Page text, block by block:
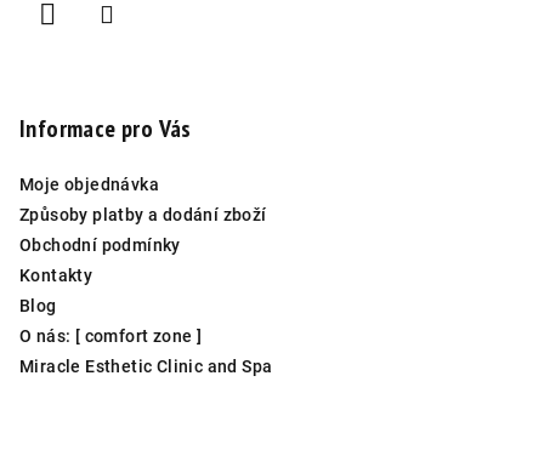
Informace pro Vás
Moje objednávka
Způsoby platby a dodání zboží
Obchodní podmínky
Kontakty
Blog
O nás: [ comfort zone ]
Miracle Esthetic Clinic and Spa